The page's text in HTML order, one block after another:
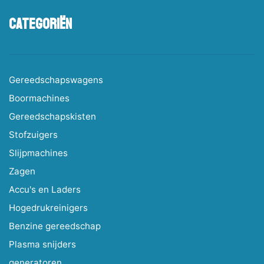
Categoriën
Gereedschapswagens
Boormachines
Gereedschapskisten
Stofzuigers
Slijpmachines
Zagen
Accu's en Laders
Hogedrukreinigers
Benzine gereedschap
Plasma snijders